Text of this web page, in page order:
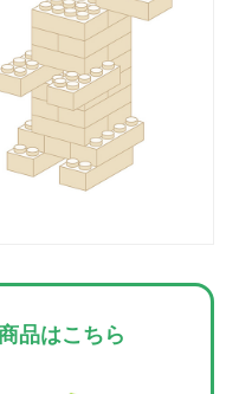
品はこちら